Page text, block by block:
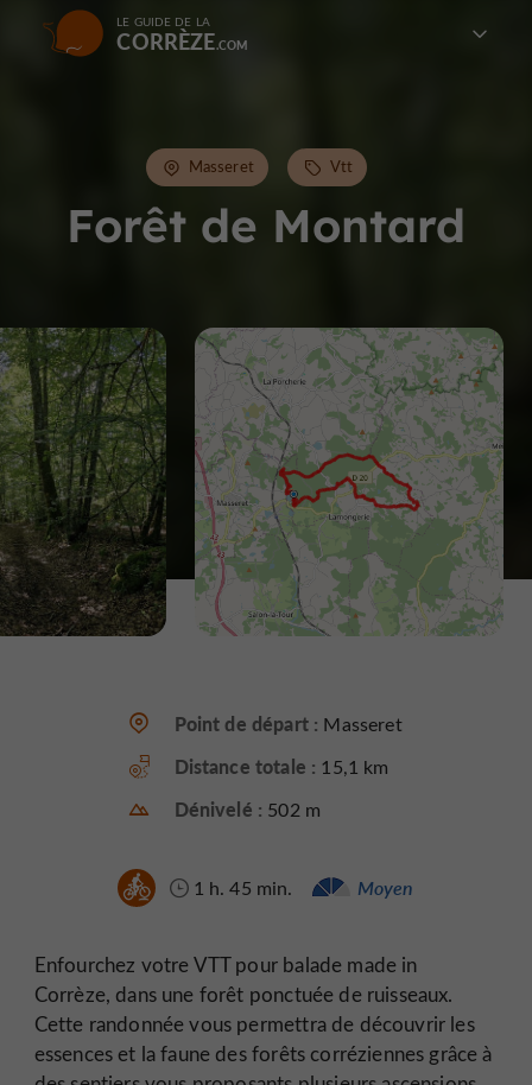
LE GUIDE DE LA
CORRÈZE
Forêt de Montard
Masseret Vtt
Point de départ : Masseret
Distance totale : 15,1 km
Dénivelé : 502 m
1 h. 45 min. Moyen
Enfourchez votre VTT pour balade made in
Corrèze, dans une forêt ponctuée de ruisseaux.
Cette randonnée vous permettra de découvrir les
essences et la faune des forêts corréziennes grâce à